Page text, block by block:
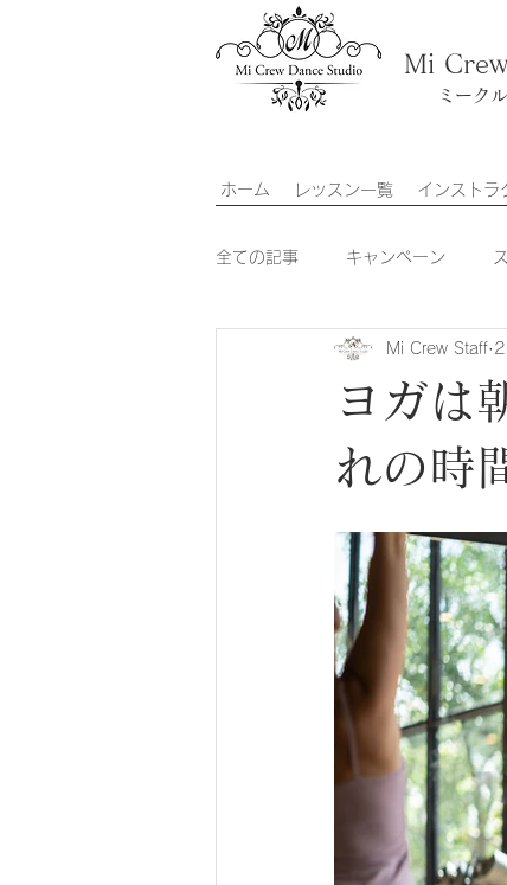
Mi
ミーク
ホーム レッスン一覧 インストラ
全ての記事 キャンペーン
NANAKA
ヨガは
れの時
Mi Crew Staff